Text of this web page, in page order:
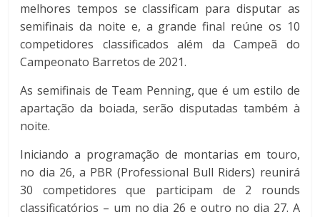
melhores tempos se classificam para disputar as
semifinais da noite e, a grande final reúne os 10
competidores classificados além da Campeã do
Campeonato Barretos de 2021.
As semifinais de Team Penning, que é um estilo de
apartação da boiada, serão disputadas também à
noite.
Iniciando a programação de montarias em touro,
no dia 26, a PBR (Professional Bull Riders) reunirá
30 competidores que participam de 2 rounds
classificatórios – um no dia 26 e outro no dia 27. A